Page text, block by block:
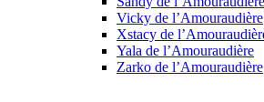
Vicky de l’Amouraudière
Xstacy de
Yala de l’Amouraudière
Zarko de l’Amouraudière